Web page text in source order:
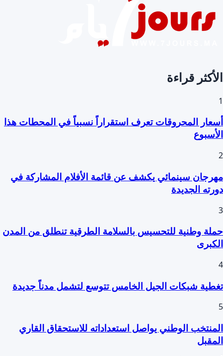
الأكثر قراءة
1
أسعار المحروقات تعرف استقراراً نسبياً في المحطات هذا
الأسبوع
2
مهرجان سينمائي يكشف عن قائمة الأفلام المشاركة في
دورته الجديدة
3
حملة وطنية للتحسيس بالسلامة الطرقية تنطلق من المدن
الكبرى
4
تغطية شبكات الجيل الخامس تتوسع لتشمل مدناً جديدة
5
المنتخب الوطني يواصل استعداداته للاستحقاق القاري
المقبل